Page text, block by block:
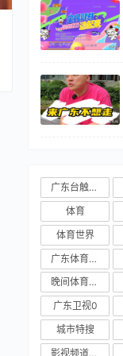
广东台触电新闻
体育
体育世界
广东体育频道
晚间体育新闻
广东卫视0
城市特搜
影视频道新媒体